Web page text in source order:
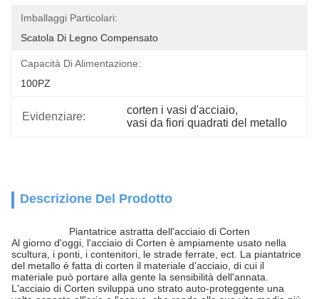
Imballaggi Particolari:
Scatola Di Legno Compensato
Capacità Di Alimentazione:
100PZ
Evidenziare:
corten i vasi d'acciaio,
vasi da fiori quadrati del metallo
Descrizione Del Prodotto
Piantatrice astratta dell'acciaio di Corten
Al giorno d'oggi, l'acciaio di Corten è ampiamente usato nella
scultura, i ponti, i contenitori, le strade ferrate, ect. La piantatrice
del metallo è fatta di corten il materiale d'acciaio, di cui il
materiale può portare alla gente la sensibilità dell'annata.
L'acciaio di Corten sviluppa uno strato auto-proteggente una